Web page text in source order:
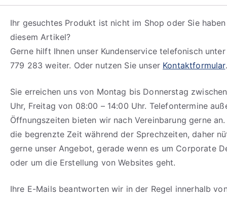
Ihr gesuchtes Produkt ist nicht im Shop oder Sie
diesem Artikel?
Gerne hilft Ihnen unser Kundenservice telefonisch
779 283 weiter. Oder nutzen Sie unser Kontaktformular.
Sie erreichen uns von Montag bis Donnerstag
Uhr, Freitag von 08:00 – 14:00 Uhr. Telefontermine
Öffnungszeiten bieten wir nach Vereinbarung gerne
die begrenzte Zeit während der Sprechzeiten, daher
gerne unser Angebot, gerade wenn es um Corporate
oder um die Erstellung von Websites geht.
Ihre E-Mails beantworten wir in der Regel innerhalb